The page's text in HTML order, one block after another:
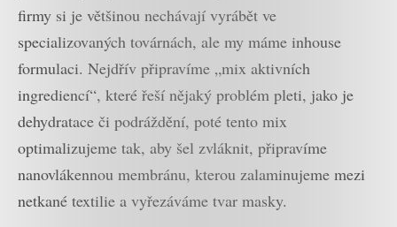
firmy si je většinou nechávají vyrábět ve
specializovaných továrnách, ale my máme inhouse
formulaci. Nejdřív připravíme „mix aktivních
ingrediencí“, které řeší nějaký problém pleti, jako je
dehydratace či podráždění, poté tento mix
optimalizujeme tak, aby šel zvláknit, připravíme
nanovlákennou membránu, kterou zalaminujeme mezi
netkané textilie a vyřezáváme tvar masky.